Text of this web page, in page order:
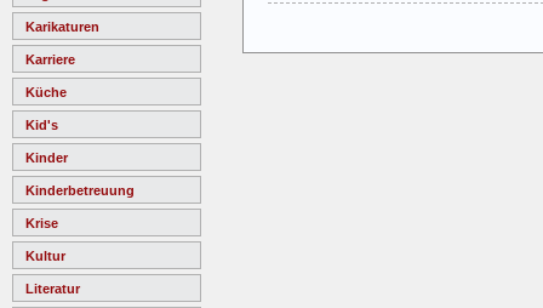
Karikaturen
Karriere
Küche
Kid's
Kinder
Kinderbetreuung
Krise
Kultur
Literatur